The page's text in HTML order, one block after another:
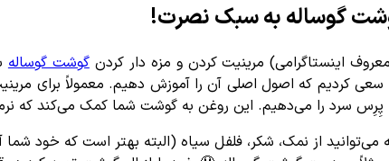
گوساله به سبک نصرت!
اینستاگرامی) مرینیت کردن و مزه دار کردنگوشت گوساله
سعی کردیم که اصول اصلی آن را آموزش دهیم. معمولاً برای
پِرِس سرد را می‌دهیم. این روغن به گوشت شما کمک می‌کند که
از نمک، شکر، فلفل سیاه (البته بهتر است که خود